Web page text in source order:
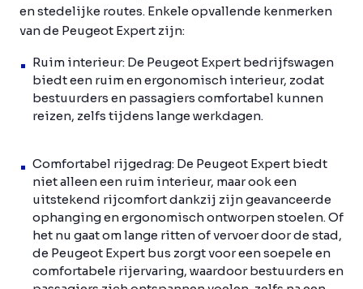
en stedelijke routes. Enkele opvallende kenmerken
van de Peugeot Expert zijn:
Ruim interieur: De Peugeot Expert bedrijfswagen
biedt een ruim en ergonomisch interieur, zodat
bestuurders en passagiers comfortabel kunnen
reizen, zelfs tijdens lange werkdagen.
Comfortabel rijgedrag: De Peugeot Expert biedt
niet alleen een ruim interieur, maar ook een
uitstekend rijcomfort dankzij zijn geavanceerde
ophanging en ergonomisch ontworpen stoelen. Of
het nu gaat om lange ritten of vervoer door de stad,
de Peugeot Expert bus zorgt voor een soepele en
comfortabele rijervaring, waardoor bestuurders en